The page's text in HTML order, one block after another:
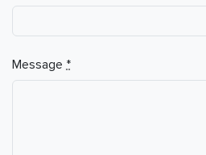
Message *